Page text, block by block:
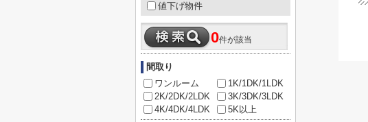
値下げ物件
0件が該当
間取り
ワンルーム
1K/1DK/1LDK
2K/2DK/2LDK
3K/3DK/3LDK
4K/4DK/4LDK
5K以上